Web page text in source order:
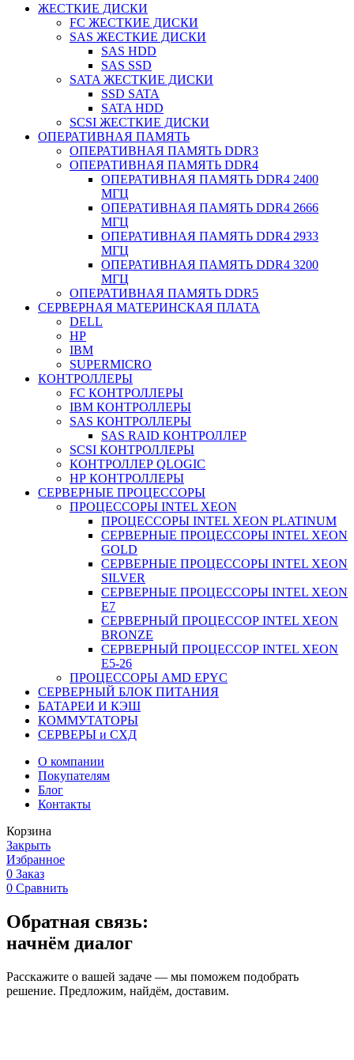
ЖЕСТКИЕ ДИСКИ
FC ЖЕСТКИЕ ДИСКИ
SAS ЖЕСТКИЕ ДИСКИ
SAS HDD
SAS SSD
SATA ЖЕСТКИЕ ДИСКИ
SSD SATA
SATA HDD
SCSI ЖЕСТКИЕ ДИСКИ
ОПЕРАТИВНАЯ ПАМЯТЬ
ОПЕРАТИВНАЯ ПАМЯТЬ DDR3
ОПЕРАТИВНАЯ ПАМЯТЬ DDR4
ОПЕРАТИВНАЯ ПАМЯТЬ DDR4 2400
МГЦ
ОПЕРАТИВНАЯ ПАМЯТЬ DDR4 2666
МГЦ
ОПЕРАТИВНАЯ ПАМЯТЬ DDR4 2933
МГЦ
ОПЕРАТИВНАЯ ПАМЯТЬ DDR4 3200
МГЦ
ОПЕРАТИВНАЯ ПАМЯТЬ DDR5
СЕРВЕРНАЯ МАТЕРИНСКАЯ ПЛАТА
DELL
HP
IBM
SUPERMICRO
КОНТРОЛЛЕРЫ
FC КОНТРОЛЛЕРЫ
IBM КОНТРОЛЛЕРЫ
SAS КОНТРОЛЛЕРЫ
SAS RAID КОНТРОЛЛЕР
SCSI КОНТРОЛЛЕРЫ
КОНТРОЛЛЕР QLOGIC
НР КОНТРОЛЛЕРЫ
СЕРВЕРНЫЕ ПРОЦЕССОРЫ
ПРОЦЕССОРЫ INTEL XEON
ПРОЦЕССОРЫ INTEL XEON PLATINUM
СЕРВЕРНЫЕ ПРОЦЕССОРЫ INTEL XEON
GOLD
СЕРВЕРНЫЕ ПРОЦЕССОРЫ INTEL XEON
SILVER
СЕРВЕРНЫЕ ПРОЦЕССОРЫ INTEL XEON
Е7
СЕРВЕРНЫЙ ПРОЦЕССОР INTEL XEON
BRONZE
СЕРВЕРНЫЙ ПРОЦЕССОР INTEL XEON
Е5-26
ПРОЦЕССОРЫ AMD EPYC
СЕРВЕРНЫЙ БЛОК ПИТАНИЯ
БАТАРЕИ И КЭШ
КОММУТАТОРЫ
СЕРВЕРЫ и СХД
О компании
Покупателям
Блог
Контакты
Корзина
Закрыть
Избранное
0 Заказ
0 Сравнить
Обратная связь:
начнём диалог
Расскажите о вашей задаче — мы поможем подобрать
решение. Предложим, найдём, доставим.